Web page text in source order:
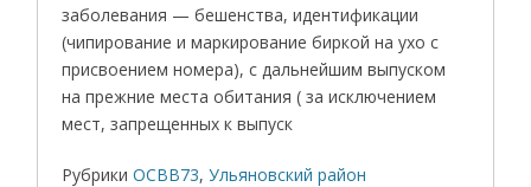
заболевания — бешенства, идентификации
(чипирование и маркирование биркой на ухо с
присвоением номера), с дальнейшим выпуском
на прежние места обитания ( за исключением
мест, запрещенных к выпуск
Рубрики ОСВВ73,Ульяновский район